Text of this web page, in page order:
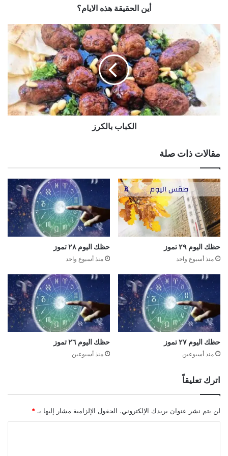
أين الحقيقة هذه الايام؟
الكباب
بالكرز
الكباب بالكرز
مقالات ذات صلة
حظك اليوم ٢٩ تموز
منذ أسبوع واحد
حظك اليوم ٢٨ تموز
منذ أسبوع واحد
حظك اليوم ٢٧ تموز
منذ أسبوعين
حظك اليوم ٢٦ تموز
منذ أسبوعين
اترك تعليقاً
لن يتم نشر عنوان بريدك الإلكتروني. الحقول الإلزامية مشار إليها بـ *